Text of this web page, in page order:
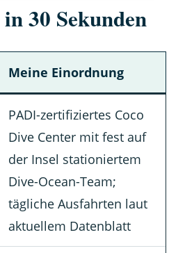
30 Sekunden
Meine Einordnung
PADI-zertifiziertes Coco
Dive Center mit fest auf
der Insel stationiertem
Dive-Ocean-Team;
tägliche Ausfahrten laut
aktuellem Datenblatt